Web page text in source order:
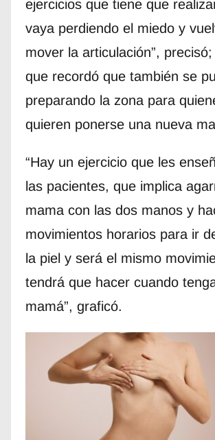
ejercicios que tiene que
vaya perdiendo el miedo y
mover la articulación”,
que recordó que también se
preparando la zona para
quieren ponerse una nueva
“Hay un ejercicio que les
las pacientes, que implica
mama con las dos manos y
movimientos horarios para ir
la piel y será el mismo
tendrá que hacer cuando
mamá”, graficó.